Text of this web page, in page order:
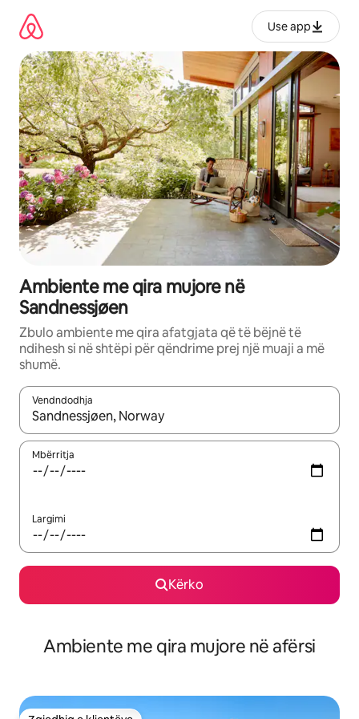
përmbajtja
Use app
Ambiente me qira mujore në
Sandnessjøen
Zbulo ambiente me qira afatgjata që të bëjnë të
ndihesh si në shtëpi për qëndrime prej një muaji a më
shumë.
Vendndodhja
Kur rezultatet të jenë të disponueshme, lëviz me butonat e
Mbërritja
Largimi
Kërko
Ambiente me qira mujore në afërsi